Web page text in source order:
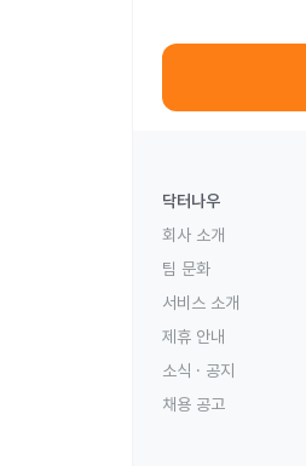
닥터나우
회사 소개
팀 문화
서비스 소개
제휴 안내
소식 · 공지
채용 공고